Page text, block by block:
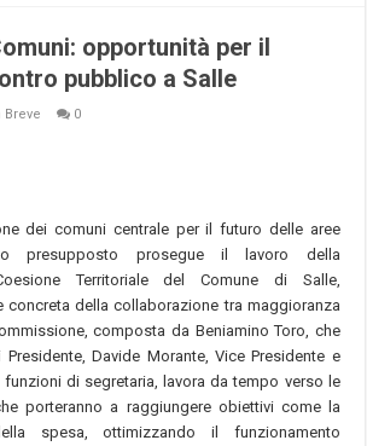
opportunità per il
pubblico a Salle
Breve 0
dei comuni centrale per il futuro delle aree
presupposto prosegue il lavoro della
Territoriale del Comune di Salle,
concreta della collaborazione tra maggioranza
composta da Beniamino Toro, che
Davide Morante, Vice Presidente e
funzioni di segretaria, lavora da tempo verso le
porteranno a raggiungere obiettivi come la
spesa, ottimizzando il funzionamento